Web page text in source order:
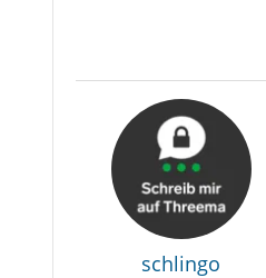
schlingo